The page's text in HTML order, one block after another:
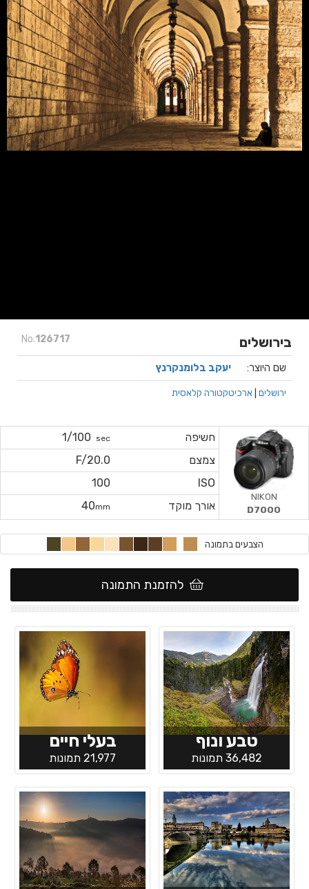
No.126717 בירושלים
שם היוצר: יעקב בלומנקרנץ
ירושלים ארכיטקטורה קלאסית
חשיפה sec
1/100
צמצם
F/20.0
ISO
100
אורך מוקד
40mm
NIKON
D7000
הצבעים בתמונה
להזמנת התמונה
טבע ונוף
36,482 תמונות
בעלי חיים
21,977 תמונות